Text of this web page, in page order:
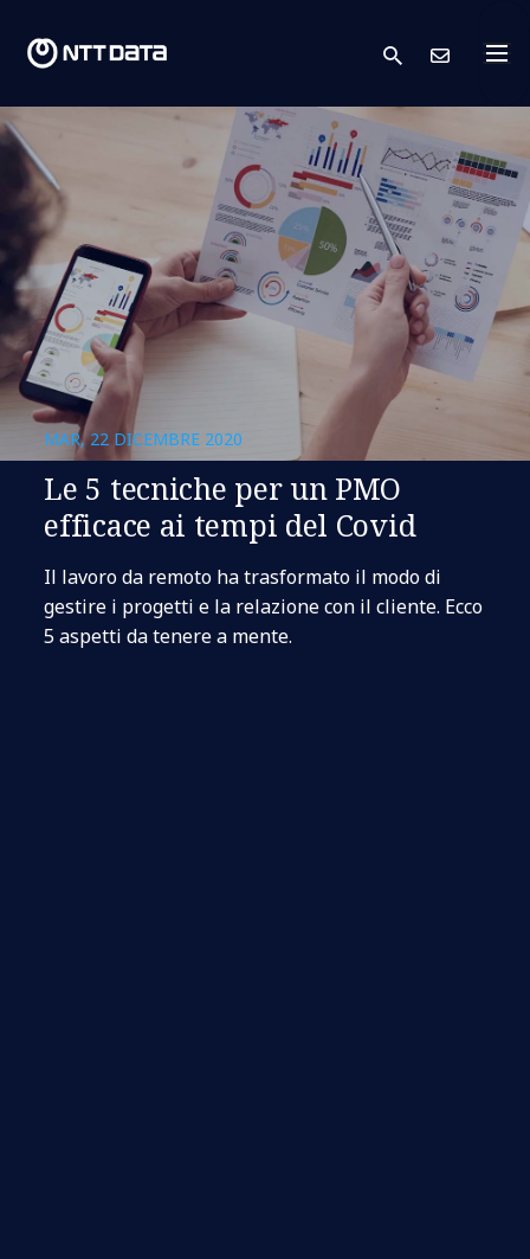
search
MAR, 22 DICEMBRE 2020
Le 5 tecniche per un PMO
efficace ai tempi del Covid
Il lavoro da remoto ha trasformato il modo di
gestire i progetti e la relazione con il cliente. Ecco
5 aspetti da tenere a mente.